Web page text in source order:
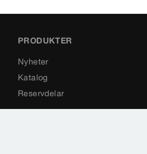
PRODUKTER
Nyheter
Katalog
Reservdelar